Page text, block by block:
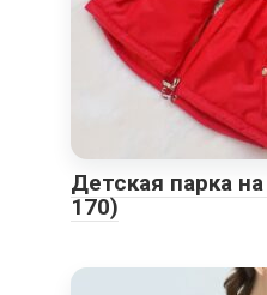
Детская парка
170)